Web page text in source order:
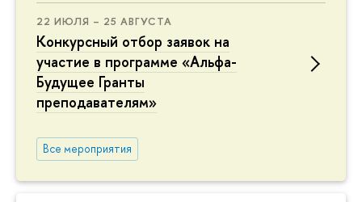
22 ИЮЛЯ – 25 АВГУСТА
Конкурсный отбор заявок на
участие в программе «Альфа-
Будущее Гранты
преподавателям»
Все мероприятия